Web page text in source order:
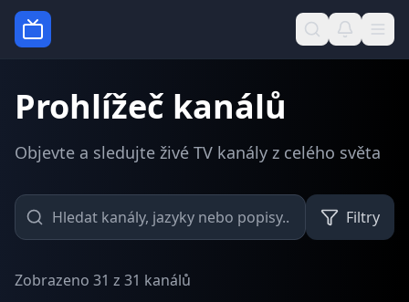
Prohlížeč kanálů
Objevte a sledujte živé TV kanály z celého světa
Filtry
Zobrazeno 31 z 31 kanálů